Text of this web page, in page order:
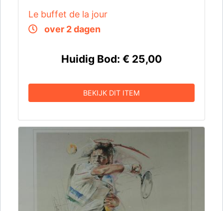
Le buffet de la jour
over 2 dagen
Huidig Bod: € 25,00
BEKIJK DIT ITEM